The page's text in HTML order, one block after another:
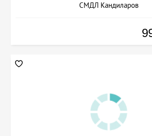
СМДЛ Кандиларов